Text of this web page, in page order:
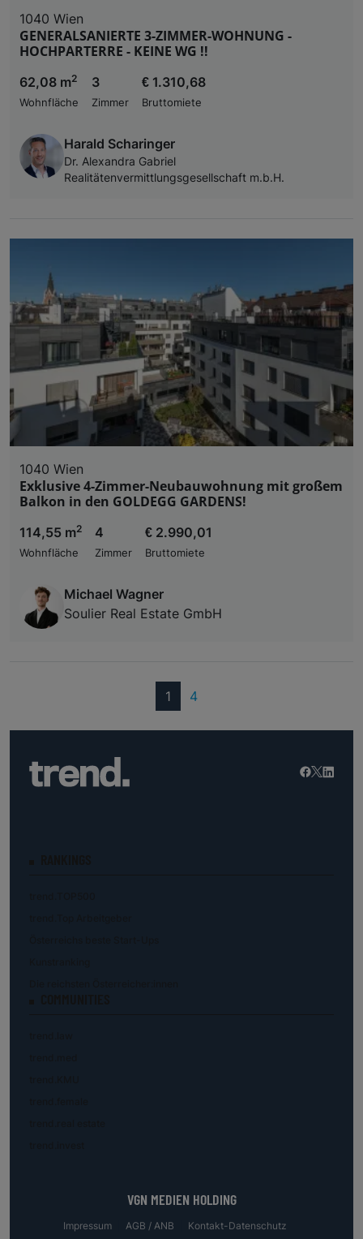
1040 Wien
GENERALSANIERTE 3-ZIMMER-WOHNUNG -
HOCHPARTERRE - KEINE WG !!
62,08 m2
Wohnfläche
3
Zimmer
€ 1.310,68
Bruttomiete
Harald Scharinger
Dr. Alexandra Gabriel
Realitätenvermittlungsgesellschaft m.b.H.
1040 Wien
Exklusive 4-Zimmer-Neubauwohnung mit großem
Balkon in den GOLDEGG GARDENS!
114,55 m2
Wohnfläche
4
Zimmer
€ 2.990,01
Bruttomiete
Michael Wagner
Soulier Real Estate GmbH
1 (current)
4
VGN MEDIEN HOLDING
Impressum AGB / ANB
Kontakt-Datenschutz